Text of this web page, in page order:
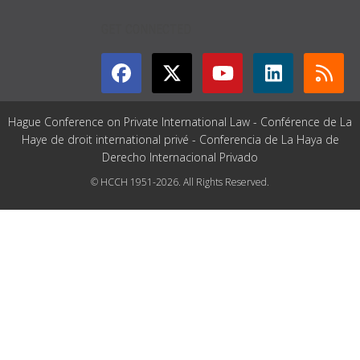
Hague Conference on Private International Law - Conférence de La
Haye de droit international privé - Conferencia de La Haya de
Derecho Internacional Privado
© HCCH 1951-2026. All Rights Reserved.